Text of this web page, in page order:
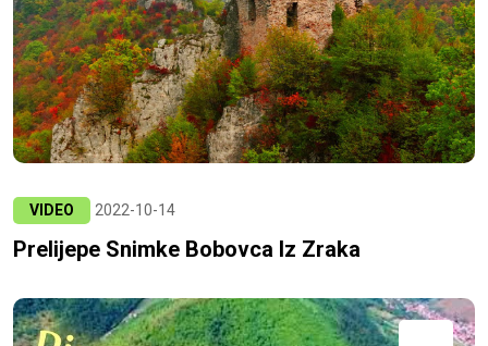
VIDEO 2022-10-14
Prelijepe Snimke Bobovca Iz Zraka